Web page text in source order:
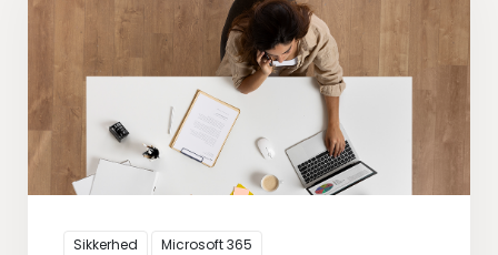
Sikkerhed Microsoft 365